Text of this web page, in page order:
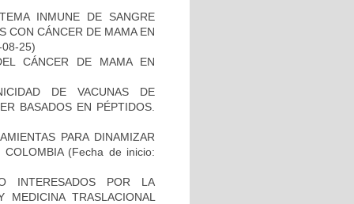
INMUNE DE SANGRE
CON CÁNCER DE MAMA EN
25)
CÁNCER DE MAMA EN
DE VACUNAS DE
BASADOS EN PÉPTIDOS.
PARA DINAMIZAR
COLOMBIA(Fecha de inicio:
INTERESADOS POR LA
TRASLACIONAL